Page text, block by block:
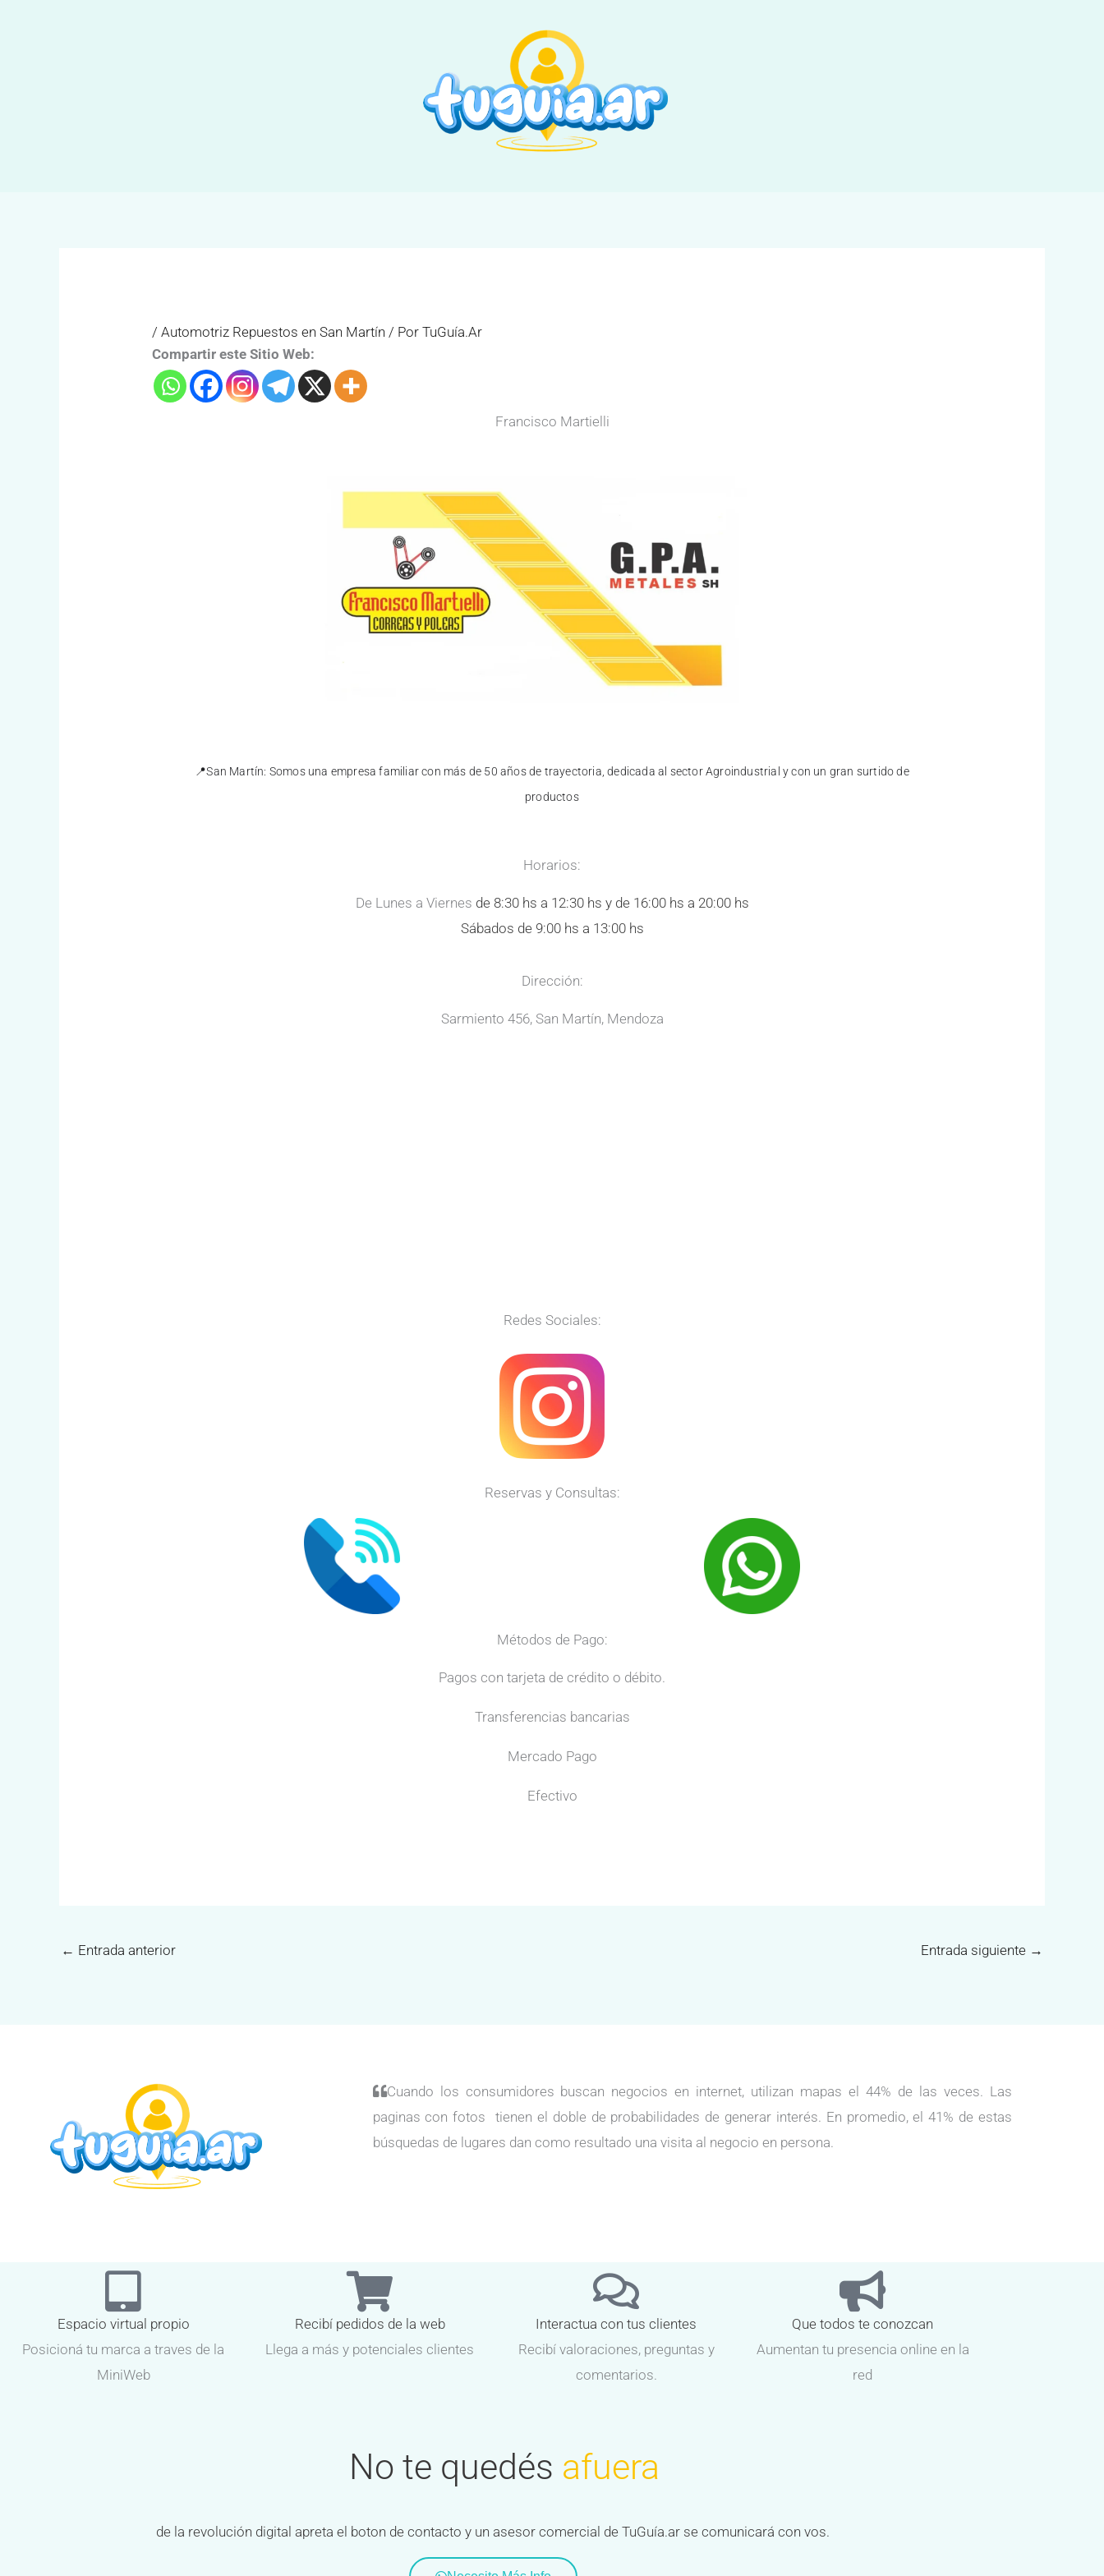
/Automotriz Repuestos en San Martín / PorTuGuía.Ar
Compartir este Sitio Web:
Francisco Martielli
📍San Martín: Somos una empresa familiar con más de 50 años de trayectoria, dedicada al sector Agroindustrial y con un gran surtido de
productos
Horarios:
De Lunes a Viernes de 8:30 hs a 12:30 hs y de 16:00 hs a 20:00 hs
Sábados de 9:00 hs a 13:00 hs
Dirección:
Sarmiento 456, San Martín, Mendoza
Redes Sociales:
Reservas y Consultas:
Métodos de Pago:
Pagos con tarjeta de crédito o débito.
Transferencias bancarias
Mercado Pago
Efectivo
← Entrada anterior Entrada siguiente →
Cuando los consumidores buscan negocios en internet, utilizan mapas el 44% de las veces. Las
paginas con fotos tienen el doble de probabilidades de generar interés. En promedio, el 41% de estas
búsquedas de lugares dan como resultado una visita al negocio en persona.
Espacio virtual propio
Posicioná tu marca a traves de la
MiniWeb
Recibí pedidos de la web
Llega a más y potenciales clientes
Interactua con tus clientes
Recibí valoraciones, preguntas y
comentarios.
Que todos te conozcan
Aumentan tu presencia online en la
red
No te quedés afuera
de la revolución digital apreta el boton de contacto y un asesor comercial de TuGuía.ar se comunicará con vos.